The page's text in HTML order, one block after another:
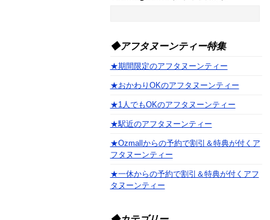
◆アフタヌーンティー特集
★期間限定のアフタヌーンティー
★おかわりOKのアフタヌーンティー
★1人でもOKのアフタヌーンティー
★駅近のアフタヌーンティー
★Ozmallからの予約で割引＆特典が付くア
フタヌーンティー
★一休からの予約で割引＆特典が付くアフ
タヌーンティー